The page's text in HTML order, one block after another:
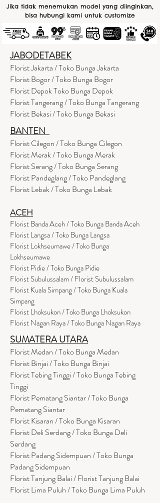
Jika tidak menemukan model yang diinginkan,
bisa hubungi kami untuk customize
JABODETABEK
Florist Jakarta / Toko Bunga Jakarta
Florist Bogor / Toko Bunga Bogor
Florist Depok Toko Bunga Depok
Florist Tangerang / Toko Bunga Tangerang
Florist Bekasi / Toko Bunga Bekasi
BANTEN
Florist Cilegon / Toko Bunga Cilegon
Florist Merak / Toko Bunga Merak
Florist Serang / Toko Bunga Serang
Florist Pandeglang / Toko Pandeglang
Florist Lebak / Toko Bunga Lebak
ACEH
Florist Banda Aceh / Toko Bunga Banda Aceh
Florist Langsa / Toko Bunga Langsa
Florist Lokhseumawe / Toko Bunga
Lokhseumawe
Florist Pidie / Toko Bunga Pidie
Florist Subulussalam / Florist Subulussalam
Florist Kuala Simpang / Toko Bunga Kuala
Simpang
Florist Lhoksukon / Toko Bunga Lhoksukon
Florist Nagan Raya / Toko Bunga Nagan Raya
SUMATERA UTARA
Florist Medan / Toko Bunga Medan
Florist Binjai / Toko Bunga Binjai
Florist Tebing Tinggi / Toko Bunga Tebing
Tinggi
Florist Pematang Siantar / Toko Bunga
Pematang Siantar
Florist Kisaran / Toko Bunga Kisaran
Florist Deli Serdang / Toko Bunga Deli
Serdang
Florist Padang Sidempuan / Toko Bunga
Padang Sidempuan
Florist Tanjung Balai / Florist Tanjung Balai
Florist Lima Puluh / Toko Bunga Lima Puluh